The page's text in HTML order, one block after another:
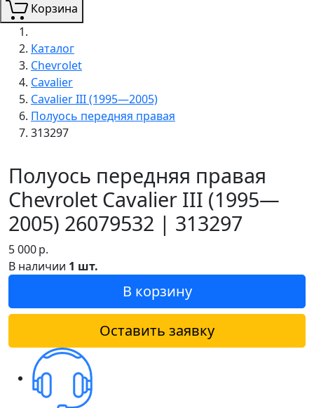
Корзина
Каталог
Chevrolet
Cavalier
Cavalier III (1995—2005)
Полуось передняя правая
313297
Полуось передняя правая
Chevrolet Cavalier III (1995—
2005) 26079532 | 313297
5 000р.
В наличии 1 шт.
В корзину
Оставить заявку